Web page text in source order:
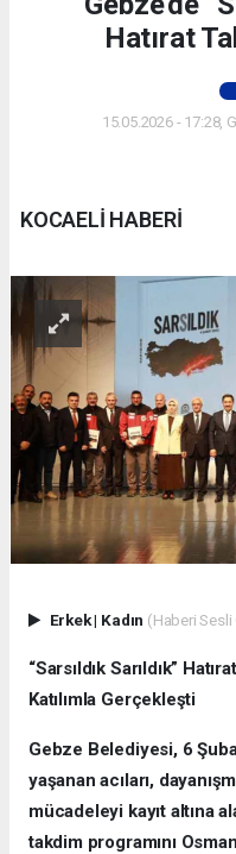
Hatırat
15.05.2026 - 17:28,
KOCAELİ HABERİ
Erkek| Kadın (Haberi Sesli
“Sarsıldık Sarıldık”
Katılımla Gerçekleşti
Gebze Belediyesi, 6
yaşanan acıları,
mücadeleyi kayıt altına
takdim programını